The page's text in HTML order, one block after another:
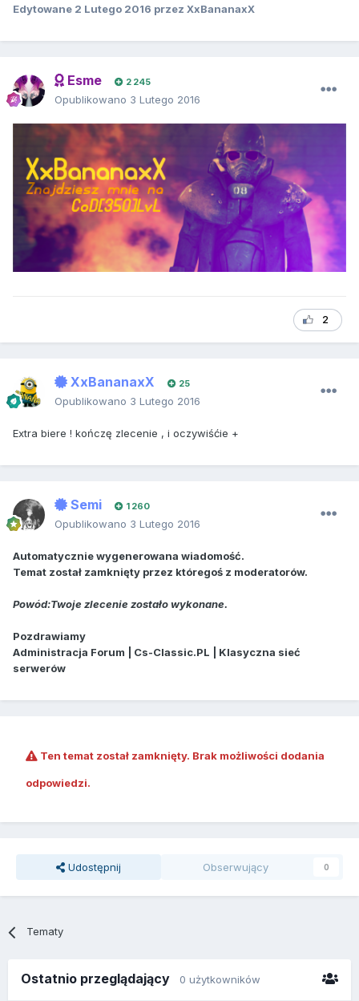
Edytowane 2 Lutego 2016 przez XxBananaxX
Esme 2 245
Opublikowano 3 Lutego 2016
2
XxBananaxX 25
Opublikowano 3 Lutego 2016
Extra biere ! kończę zlecenie , i oczywiśćie +
Semi 1 260
Opublikowano 3 Lutego 2016
Automatycznie wygenerowana wiadomość.
Temat został zamknięty przez któregoś z moderatorów.
Powód:Twoje zlecenie zostało wykonane.
Pozdrawiamy
Administracja Forum | Cs-Classic.PL | Klasyczna sieć
serwerów
Ten temat został zamknięty. Brak możliwości dodania
odpowiedzi.
Udostępnij Obserwujący 0
Tematy
Ostatnio przeglądający 0 użytkowników